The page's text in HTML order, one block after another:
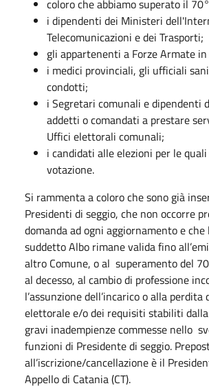
coloro che abbiamo superato il
i dipendenti dei Ministeri
Telecomunicazioni e dei Trasporti;
gli appartenenti a Forze Armate
i medici provinciali, gli ufficiali
condotti;
i Segretari comunali e dipendenti
addetti o comandati a prestare
Uffici elettorali comunali;
i candidati alle elezioni per le
votazione.
Si rammenta a coloro che sono già
Presidenti di seggio, che non occorre
domanda ad ogni aggiornamento e
suddetto Albo rimane valida fino
altro Comune, o al superamento del
al decesso, al cambio di professione
l’assunzione dell’incarico o alla
elettorale e/o dei requisiti stabiliti
gravi inadempienze commesse nello
funzioni di Presidente di seggio.
all’iscrizione/cancellazione è il
Appello di Catania (CT).